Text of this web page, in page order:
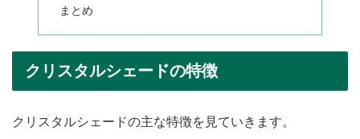
まとめ
クリスタルシェードの特徴
クリスタルシェードの主な特徴を見ていきます。